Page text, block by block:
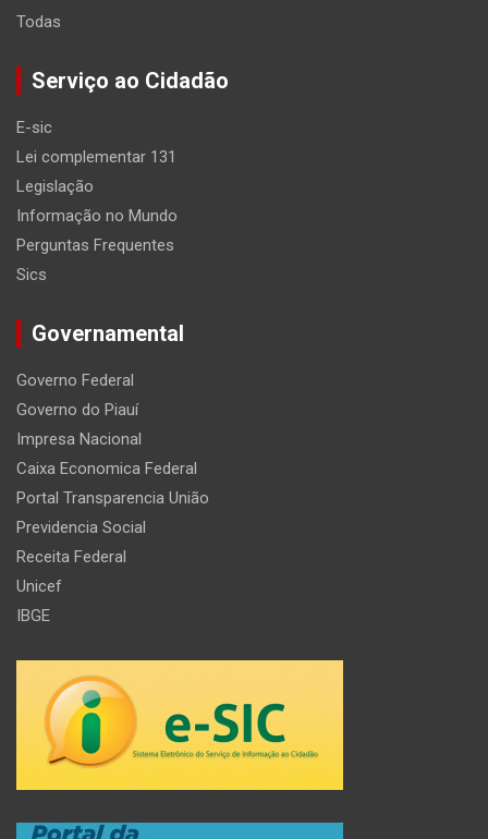
Todas
Serviço ao Cidadão
E-sic
Lei complementar 131
Legislação
Informação no Mundo
Perguntas Frequentes
Sics
Governamental
Governo Federal
Governo do Piauí
Impresa Nacional
Caixa Economica Federal
Portal Transparencia União
Previdencia Social
Receita Federal
Unicef
IBGE